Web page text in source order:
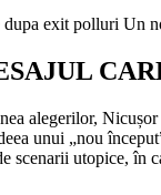
alegerilor,
unui „nou
scenarii utopice,